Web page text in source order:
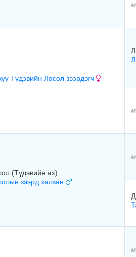
Түдэвийн Лосол зээрдэгч
(Түдэвийн ах)
зээрд халзан